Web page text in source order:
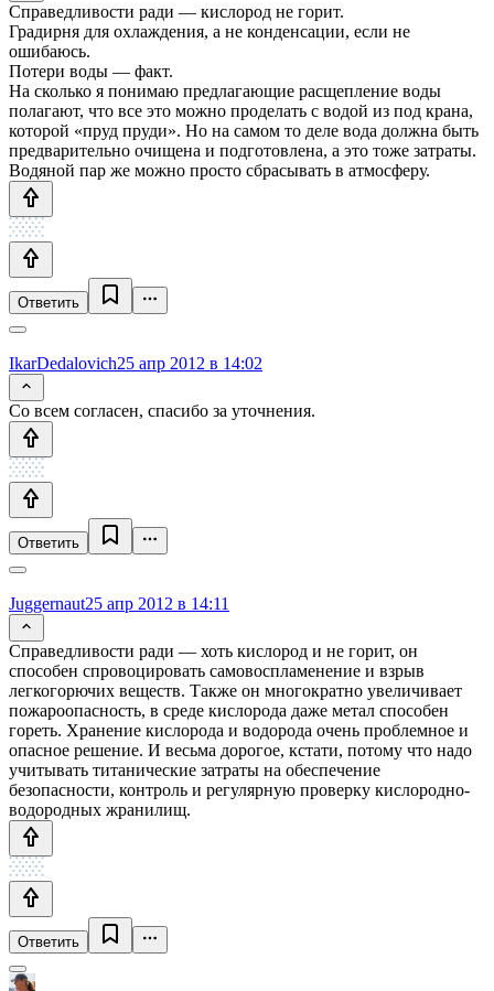
Справедливости ради — кислород не горит.
Градирня для охлаждения, а не конденсации, если не
ошибаюсь.
Потери воды — факт.
На сколько я понимаю предлагающие расщепление воды
полагают, что все это можно проделать с водой из под крана,
которой «пруд пруди». Но на самом то деле вода должна быть
предварительно очищена и подготовлена, а это тоже затраты.
Водяной пар же можно просто сбрасывать в атмосферу.
Ответить
IkarDedalovich25 апр 2012 в 14:02
Со всем согласен, спасибо за уточнения.
Ответить
Juggernaut25 апр 2012 в 14:11
Справедливости ради — хоть кислород и не горит, он
способен спровоцировать самовоспламенение и взрыв
легкогорючих веществ. Также он многократно увеличивает
пожароопасность, в среде кислорода даже метал способен
гореть. Хранение кислорода и водорода очень проблемное и
опасное решение. И весьма дорогое, кстати, потому что надо
учитывать титанические затраты на обеспечение
безопасности, контроль и регулярную проверку кислородно-
водородных жранилищ.
Ответить